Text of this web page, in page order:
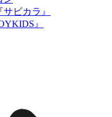
ビカラ』
』